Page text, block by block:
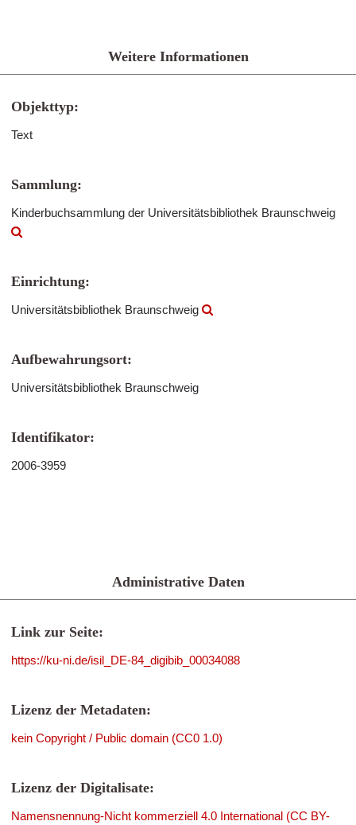
Weitere Informationen
Objekttyp:
Text
Sammlung:
Kinderbuchsammlung der Universitätsbibliothek Braunschweig
Einrichtung:
Universitätsbibliothek Braunschweig
Aufbewahrungsort:
Universitätsbibliothek Braunschweig
Identifikator:
2006-3959
Administrative Daten
Link zur Seite:
https://ku-ni.de/isil_DE-84_digibib_00034088
Lizenz der Metadaten:
kein Copyright / Public domain (CC0 1.0)
Lizenz der Digitalisate:
Namensnennung-Nicht kommerziell 4.0 International (CC BY-